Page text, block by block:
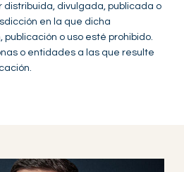
divulgada, publicada o
en la que dicha
o uso esté prohibido.
o entidades a las que resulte